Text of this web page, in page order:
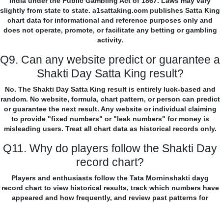
slightly from state to state. a1sattaking.com publishes Satta King
chart data for informational and reference purposes only and
does not operate, promote, or facilitate any betting or gambling
activity.
Q9. Can any website predict or guarantee a
Shakti Day Satta King result?
No. The Shakti Day Satta King result is entirely luck-based and
random. No website, formula, chart pattern, or person can predict
or guarantee the next result. Any website or individual claiming
to provide "fixed numbers" or "leak numbers" for money is
misleading users. Treat all chart data as historical records only.
Q11. Why do players follow the Shakti Day
record chart?
Players and enthusiasts follow the Tata Morninshakti dayg
record chart to view historical results, track which numbers have
appeared and how frequently, and review past patterns for